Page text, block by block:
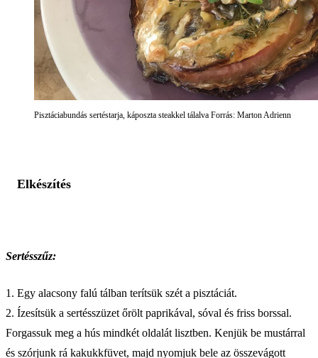
Pisztáciabundás sertéstarja, káposzta steakkel tálalva Forrás: Marton Adrienn
Elkészítés
Sertésszűz:
1. Egy alacsony falú tálban terítsük szét a pisztáciát.
2. Ízesítsük a sertésszüzet őrölt paprikával, sóval és friss borssal.
Forgassuk meg a hús mindkét oldalát lisztben. Kenjük be mustárral
és szórjunk rá kakukkfüvet, majd nyomjuk bele az összevágott